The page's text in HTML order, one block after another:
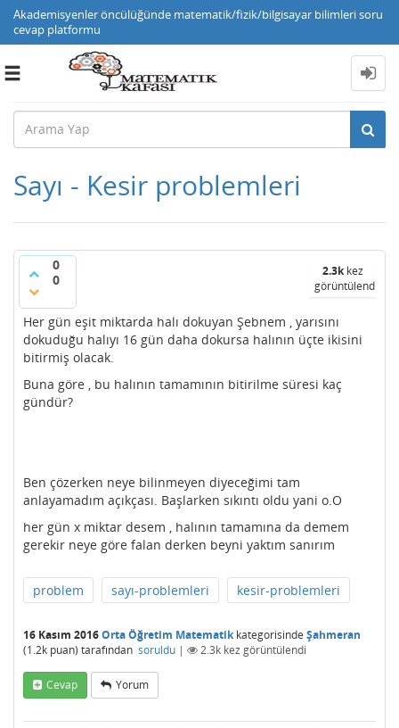
Akademisyenler öncülüğünde matematik/fizik/bilgisayar bilimleri soru
cevap platformu
Toggle
Sayı - Kesir problemleri
0
0
2.3kkez
görüntülendi
Her gün eşit miktarda halı dokuyan Şebnem , yarısını
dokuduğu halıyı 16 gün daha dokursa halının üçte ikisini
bitirmiş olacak.
Buna göre , bu halının tamamının bitirilme süresi kaç
gündür?
Ben çözerken neye bilinmeyen diyeceğimi tam
anlayamadım açıkçası. Başlarken sıkıntı oldu yani o.O
her gün x miktar desem , halının tamamına da demem
gerekir neye göre falan derken beyni yaktım sanırım
problem sayı-problemleri kesir-problemleri
16 Kasım 2016Orta Öğretim Matematikkategorisinde Şahmeran
(1.2k puan) tarafından soruldu | 2.3k kez görüntülendi
Cevap Yorum